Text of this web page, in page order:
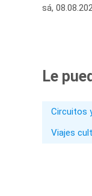
sá,
Le
Circuitos
Viajes